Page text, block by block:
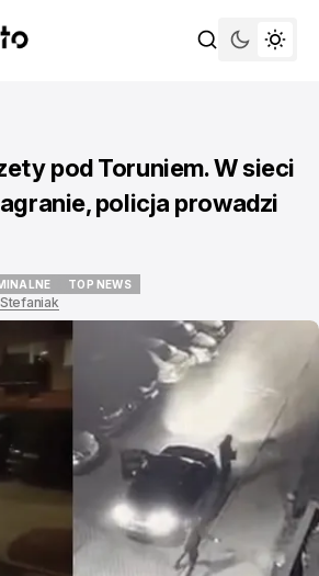
pod Toruniem. W sieci
policja prowadzi
TOP NEWS